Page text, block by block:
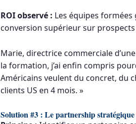
ROI observé : Les équipes
conversion supérieur sur
Marie, directrice commerciale
la formation, j’ai enfin compris
Américains veulent du concret, du
clients US en 4 mois. »
Solution #3 : Le partnership